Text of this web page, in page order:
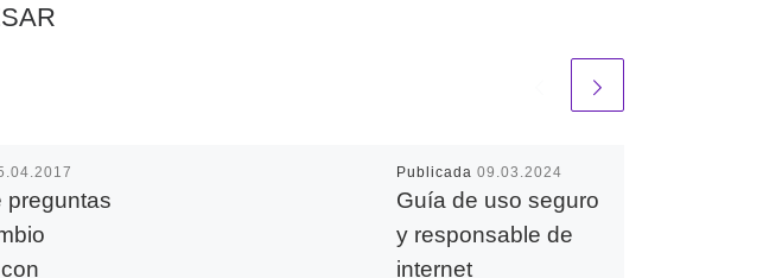
preguntas
Publicada 09.03.2024
Guía de uso seguro
y responsable de
internet